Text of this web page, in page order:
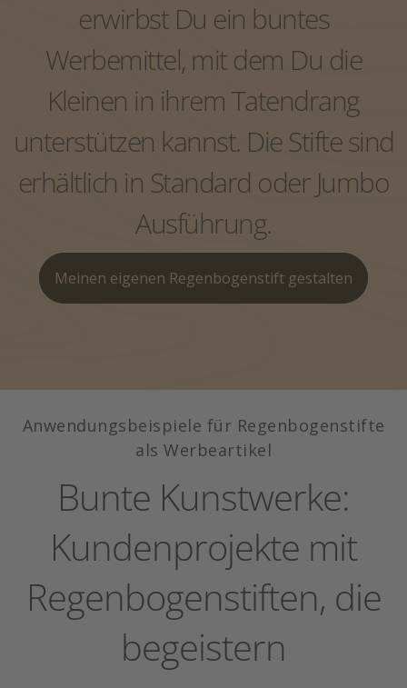
Exklusive Einzelverpackung
Bleistifte und Zollstöcke als individuelle
Werbeartikel
Farben, Holzart, Minen?
Lexikon
Bleistift mit Radiergummi
Lexikon
erwirbst Du ein buntes
Werbemittel, mit dem Du die
Kleinen in ihrem Tatendrang
unterstützen kannst. Die Stifte sind
erhältlich in Standard oder Jumbo
Ausführung.
Meinen eigenen Regenbogenstift gestalten
Anwendungsbeispiele für Regenbogenstifte
als Werbeartikel
Bunte Kunstwerke:
Kundenprojekte mit
Regenbogenstiften, die
begeistern